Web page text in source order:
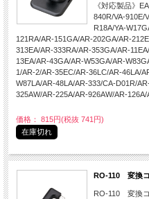
《対応製品》
840R/VA-910E/
R18A/YA-
121RA/AR-151GA/AR-202GA/AR-
313EA/AR-333RA/AR-353GA/AR-
13EA/AR-43GA/AR-W53GA/AR-
1/AR-2/AR-35EC/AR-36LC/AR-46LA/
W87LA/AR-48LA/AR-333/CA-D01R/
325AW/AR-225A/AR-926AW/AR-
価格： 815円(税抜 741円)
在庫切れ
RO-110 変換
RO-110 変換